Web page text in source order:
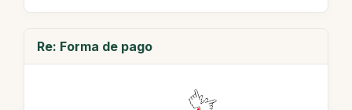
Re: Forma de pago